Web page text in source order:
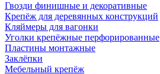
Гвозди финишные и декоративные
Крепёж для деревянных конструкций
Кляймеры для вагонки
Уголки крепёжные перфорированные
Пластины монтажные
Заклёпки
Мебельный крепёж